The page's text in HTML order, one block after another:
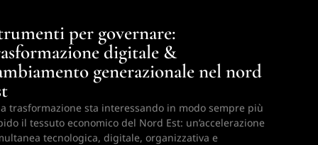
per governare:
digitale &
generazionale nel nord
trasformazione sta interessando in modo sempre più
il tessuto economico del Nord Est: un’accelerazione
tecnologica, digitale, organizzativa e